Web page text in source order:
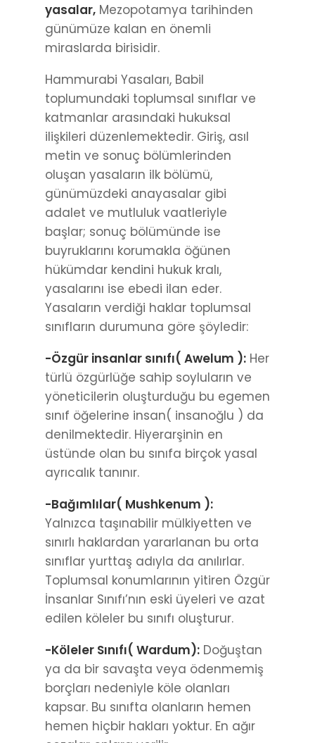
yasalar, Mezopotamya tarihinden
günümüze kalan en önemli
miraslarda birisidir.
Hammurabi Yasaları, Babil
toplumundaki toplumsal sınıflar ve
katmanlar arasındaki hukuksal
ilişkileri düzenlemektedir. Giriş, asıl
metin ve sonuç bölümlerinden
oluşan yasaların ilk bölümü,
günümüzdeki anayasalar gibi
adalet ve mutluluk vaatleriyle
başlar; sonuç bölümünde ise
buyruklarını korumakla öğünen
hükümdar kendini hukuk kralı,
yasalarını ise ebedi ilan eder.
Yasaların verdiği haklar toplumsal
sınıfların durumuna göre şöyledir:
-Özgür insanlar sınıfı( Awelum ): Her
türlü özgürlüğe sahip soyluların ve
yöneticilerin oluşturduğu bu egemen
sınıf öğelerine insan( insanoğlu ) da
denilmektedir. Hiyerarşinin en
üstünde olan bu sınıfa birçok yasal
ayrıcalık tanınır.
-Bağımlılar( Mushkenum ):
Yalnızca taşınabilir mülkiyetten ve
sınırlı haklardan yararlanan bu orta
sınıflar yurttaş adıyla da anılırlar.
Toplumsal konumlarının yitiren Özgür
İnsanlar Sınıfı’nın eski üyeleri ve azat
edilen köleler bu sınıfı oluşturur.
-Köleler Sınıfı( Wardum): Doğuştan
ya da bir savaşta veya ödenmemiş
borçları nedeniyle köle olanları
kapsar. Bu sınıfta olanların hemen
hemen hiçbir hakları yoktur. En ağır